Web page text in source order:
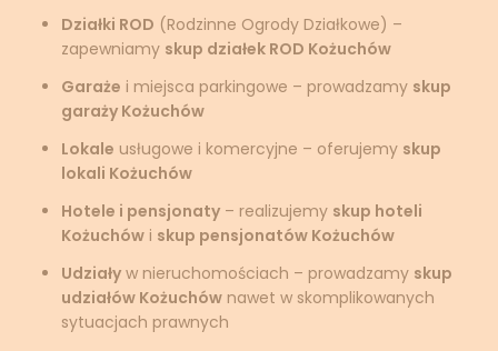
Działki ROD (Rodzinne Ogrody Działkowe) –
zapewniamy skup działek ROD Kożuchów
Garaże i miejsca parkingowe – prowadzamy skup
garaży Kożuchów
Lokale usługowe i komercyjne – oferujemy skup
lokali Kożuchów
Hotele i pensjonaty – realizujemy skup hoteli
Kożuchów i skup pensjonatów Kożuchów
Udziały w nieruchomościach – prowadzamy skup
udziałów Kożuchów nawet w skomplikowanych
sytuacjach prawnych